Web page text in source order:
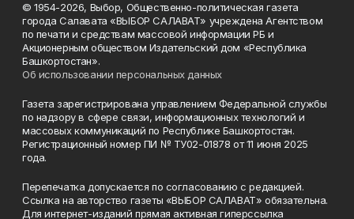
© 1954-2026, Выбор, Общественно-политическая газета
города Салавата «ВЫБОР САЛАВАТ» учреждена Агентством
по печати и средствам массовой информации РБ и
Акционерным обществом Издательский дом «Республика
Башкортостан».
Об использовании персональных данных
Газета зарегистрирована управлением Федеральной службы
по надзору в сфере связи, информационных технологий и
массовых коммуникаций по Республике Башкортостан.
Регистрационный номер ПИ № ТУ02-01878 от 11 июня 2025
года.
Перепечатка допускается по согласованию с редакцией.
Ссылка на авторство газеты «ВЫБОР САЛАВАТ» обязательна.
Для интернет-изданий прямая активная гиперссылка